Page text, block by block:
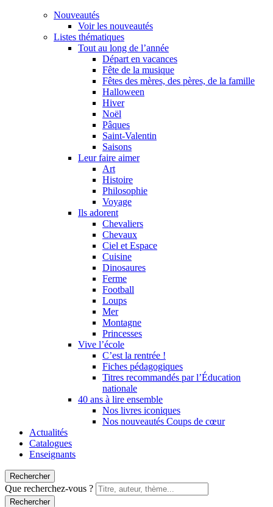
Nouveautés
Voir les nouveautés
Listes thématiques
Tout au long de l’année
Départ en vacances
Fête de la musique
Fêtes des mères, des pères, de la famille
Halloween
Hiver
Noël
Pâques
Saint-Valentin
Saisons
Leur faire aimer
Art
Histoire
Philosophie
Voyage
Ils adorent
Chevaliers
Chevaux
Ciel et Espace
Cuisine
Dinosaures
Ferme
Football
Loups
Mer
Montagne
Princesses
Vive l’école
C’est la rentrée !
Fiches pédagogiques
Titres recommandés par l’Éducation
nationale
40 ans à lire ensemble
Nos livres iconiques
Nos nouveautés Coups de cœur
Actualités
Catalogues
Enseignants
Rechercher
Que recherchez-vous ?
Rechercher